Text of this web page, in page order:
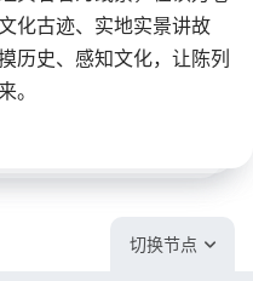
化古迹、实地实景讲故
历史、感知文化，让陈列
。
切换节点